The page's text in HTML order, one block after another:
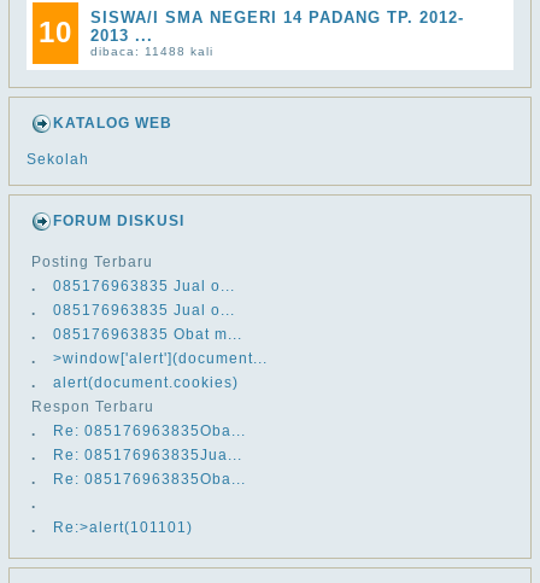
10
SISWA/I SMA NEGERI 14 PADANG TP. 2012-
2013 ...
dibaca: 11488 kali
KATALOG WEB
Sekolah
FORUM DISKUSI
Posting Terbaru
.
​​085176963835 Jual o...
.
​​085176963835 Jual o...
.
​​085176963835 Obat m...
.
>window['alert'](document...
.
alert(document.cookies)
Respon Terbaru
.
Re: ​​085176963835Oba...
.
Re: ​​085176963835Jua...
.
Re: ​​085176963835Oba...
.
.
Re:>alert(101101)